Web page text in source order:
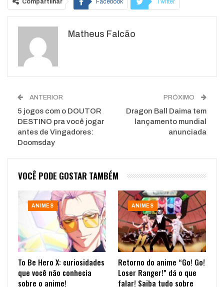
Compartilhar Facebook Twitter
WhatsApp
Matheus Falcão
ANTERIOR
5 jogos com o DOUTOR
DESTINO pra você jogar
antes de Vingadores:
Doomsday
PRÓXIMO
Dragon Ball Daima tem
lançamento mundial
anunciada
VOCÊ PODE GOSTAR TAMBÉM
ANIMES
To Be Hero X: curiosidades
que você não conhecia
sobre o anime!
ANIMES
Retorno do anime “Go! Go!
Loser Ranger!” dá o que
falar! Saiba tudo sobre